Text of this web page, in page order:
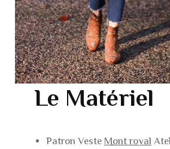
Le Matériel
Patron Veste Mont royal